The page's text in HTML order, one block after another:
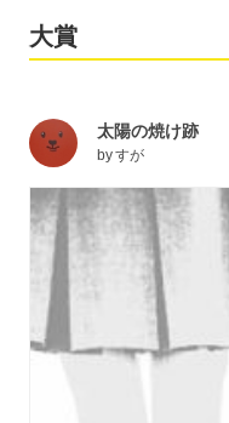
大賞
太陽の焼け跡
byすが